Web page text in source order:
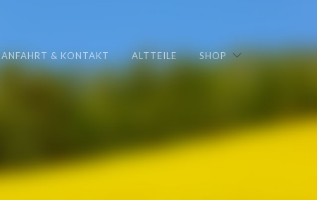
ANFAHRT & KONTAKT ALTTEILE SHOP